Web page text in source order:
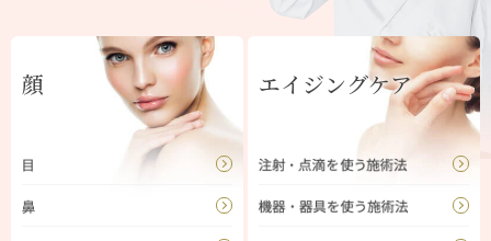
顔 エイジングケア